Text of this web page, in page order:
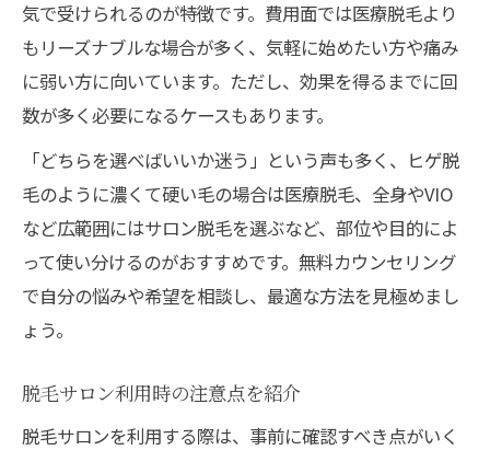
気で受けられるのが特徴です。費用面では医療脱毛より
もリーズナブルな場合が多く、気軽に始めたい方や痛み
に弱い方に向いています。ただし、効果を得るまでに回
数が多く必要になるケースもあります。
「どちらを選べばいいか迷う」という声も多く、ヒゲ脱
毛のように濃くて硬い毛の場合は医療脱毛、全身やVIO
など広範囲にはサロン脱毛を選ぶなど、部位や目的によ
って使い分けるのがおすすめです。無料カウンセリング
で自分の悩みや希望を相談し、最適な方法を見極めまし
ょう。
脱毛サロン利用時の注意点を紹介
脱毛サロンを利用する際は、事前に確認すべき点がいく